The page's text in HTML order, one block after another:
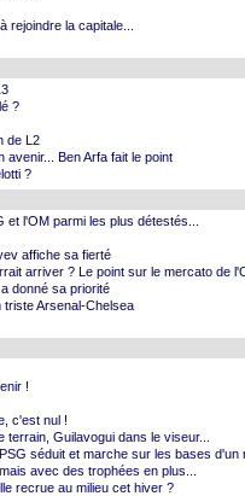
rejoindre la capitale...
?
de L2
avenir... Ben Arfa fait le point
?
et l'OM parmi les plus détestés...
affiche sa fierté
arriver ? Le point sur le mercato de
donné sa priorité
triste Arsenal-Chelsea
!
c'est nul !
terrain, Guilavogui dans le viseur...
séduit et marche sur les bases d'un
avec des trophées en plus...
recrue au milieu cet hiver ?